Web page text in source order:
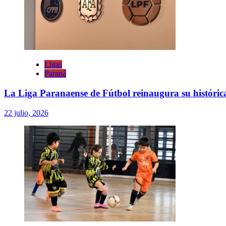
Ligas
Paraná
La Liga Paranaense de Fútbol reinaugura su
22 julio, 2026